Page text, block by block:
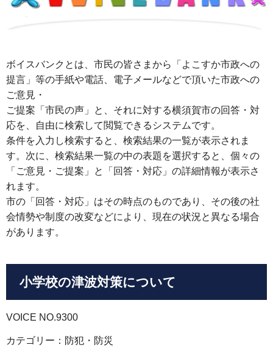
ボイスバンクとは、市民の皆さまから「よこすか市政への
提言」等の手紙や電話、電子メールなどで頂いた市政への
ご意見・
ご提案「市民の声」と、それに対する横須賀市の回答・対
応を、自由に検索して閲覧できるシステムです。
条件を入力し検索すると、検索結果の一覧が表示されま
す。次に、検索結果一覧の中の表題を選択すると、個々の
「ご意見・ご提案」と「回答・対応」の詳細情報が表示さ
れます。
市の「回答・対応」はその時点のものであり、その後の社
会情勢や制度の改変などにより、現在の状況と異なる場合
があります。
小学校の津波対策について
VOICE NO.9300
カテゴリー：防犯・防災